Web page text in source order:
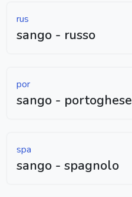
rus
sango - russo
por
sango - portoghese
spa
sango - spagnolo